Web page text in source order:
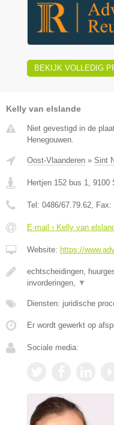
BEKIJK VOLLEDIG
Kelly van elslande
Niet gevestigd in de
Henegouwen.
Oost-Vlaanderen » Sint
Hertjen 152 bus 1, 9100
Tel: 0486/67.79.62, Fax:
E-mail › Kelly van
Website: https://
echtscheidingen,
invorderingen, ▼
Diensten: juridische
Er wordt gewerkt op
Sociale media: